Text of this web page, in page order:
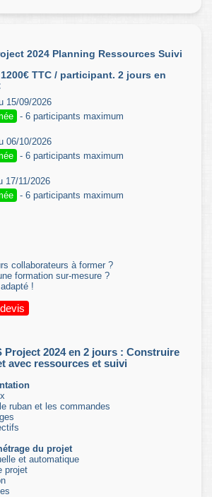
2024 Planning Ressources Suivi
TTC / participant. 2 jours en
15/09/2026
- 6 participants maximum
06/10/2026
- 6 participants maximum
17/11/2026
- 6 participants maximum
collaborateurs à former ?
formation sur-mesure ?
!
Project 2024 en 2 jours : Construire
avec ressources et suivi
ruban et les commandes
du projet
et automatique
projet